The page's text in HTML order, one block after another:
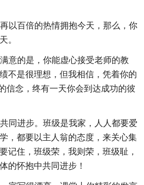
以百倍的热情拥抱今天，那么，你
。
意的是，你能虚心接受老师的教
不是很理想，但我相信，凭着你的
信念，终有一天你会到达成功的彼
同进步。班级是我家，人人都要爱
，都要以主人翁的态度，来关心集
记住，班级荣，我则荣，班级耻，
的怀抱中共同进步！